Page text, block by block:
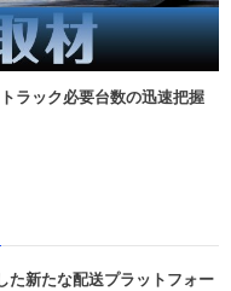
ラック必要台数の迅速把握
新たな配送プラットフォー